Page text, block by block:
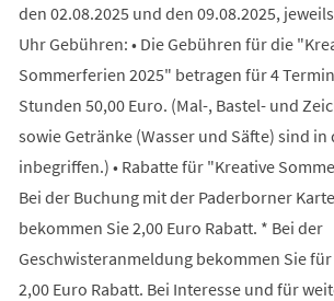
den 02.08.2025 und den 09.08.2025,
Uhr Gebühren: • Die Gebühren für die
Sommerferien 2025" betragen für 4
Stunden 50,00 Euro. (Mal-, Bastel- und
sowie Getränke (Wasser und Säfte) sind in
inbegriffen.) • Rabatte für "Kreative
Bei der Buchung mit der Paderborner
bekommen Sie 2,00 Euro Rabatt. * Bei der
Geschwisteranmeldung bekommen Sie
2,00 Euro Rabatt. Bei Interesse und für